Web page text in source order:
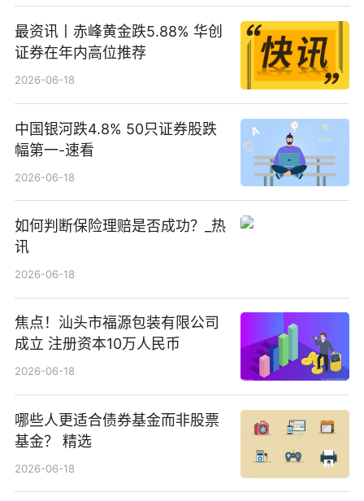
最资讯丨赤峰黄金跌5.88% 华创
证券在年内高位推荐
2026-06-18
中国银河跌4.8% 50只证券股跌
幅第一-速看
2026-06-18
如何判断保险理赔是否成功？_热
讯
2026-06-18
焦点！汕头市福源包装有限公司
成立 注册资本10万人民币
2026-06-18
哪些人更适合债券基金而非股票
基金？ 精选
2026-06-18